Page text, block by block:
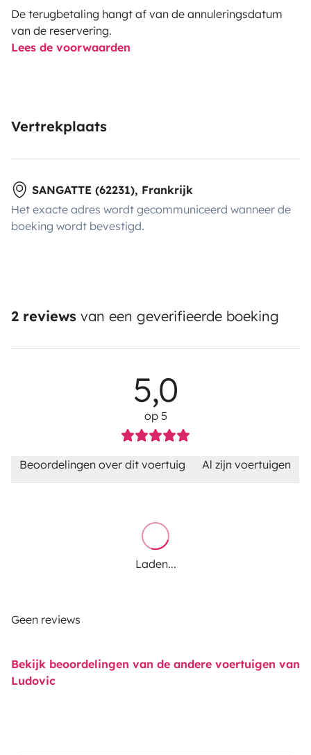
De terugbetaling hangt af van de annuleringsdatum
van de reservering.
Lees de voorwaarden
Vertrekplaats
SANGATTE (62231), Frankrijk
Het exacte adres wordt gecommuniceerd wanneer de
boeking wordt bevestigd.
2 reviews van een geverifieerde boeking
5,0
op 5
Beoordelingen over dit voertuig Al zijn voertuigen
Laden...
Geen reviews
Bekijk beoordelingen van de andere voertuigen van
Ludovic